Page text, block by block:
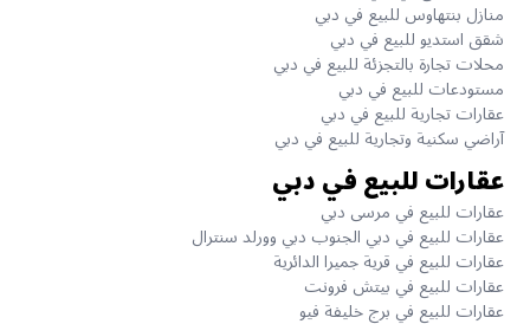
منازل بنتهاوس للبيع في دبي
شقق استديو للبيع في دبي
محلات تجارة بالتجزئة للبيع في دبي
مستودعات للبيع في دبي
عقارات تجارية للبيع في دبي
آراضي سكنية وتجارية للبيع في دبي
عقارات للبيع في دبي
عقارات للبيع في مرسى دبي
عقارات للبيع في دبي الجنوب دبي وورلد سنترال
عقارات للبيع في قرية جميرا الدائرية
عقارات للبيع في بيتش فرونت
عقارات للبيع في برج خليفة فيو